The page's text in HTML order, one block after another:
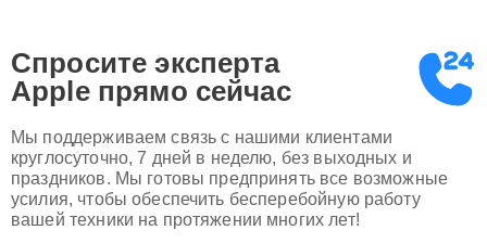
Спросите эксперта
Apple прямо сейчас
Мы поддерживаем связь с нашими клиентами
круглосуточно, 7 дней в неделю, без выходных и
праздников. Мы готовы предпринять все возможные
усилия, чтобы обеспечить бесперебойную работу
вашей техники на протяжении многих лет!